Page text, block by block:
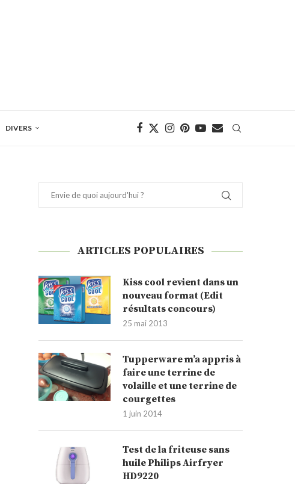
DIVERS
ARTICLES POPULAIRES
Kiss cool revient dans un
nouveau format (Edit
résultats concours)
25 mai 2013
Tupperware m’a appris à
faire une terrine de
volaille et une terrine de
courgettes
1 juin 2014
Test de la friteuse sans
huile Philips Airfryer
HD9220